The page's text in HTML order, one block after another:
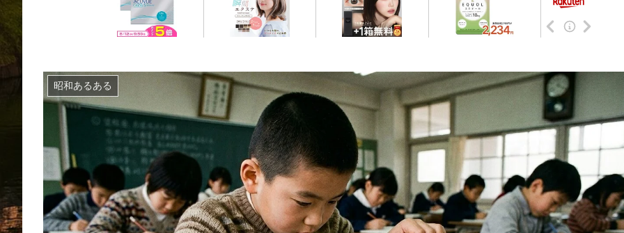
昭和あるある